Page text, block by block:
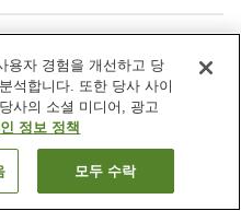
레스토랑
택배
기
용자 경험을 개선하고 당
석합니다. 또한 당사 사이
사의 소셜 미디어, 광고
정보 정책
모두 수락